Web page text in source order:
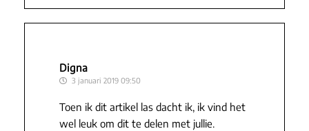
Digna
3 januari 2019 09:50
Toen ik dit artikel las dacht ik, ik vind het
wel leuk om dit te delen met jullie.